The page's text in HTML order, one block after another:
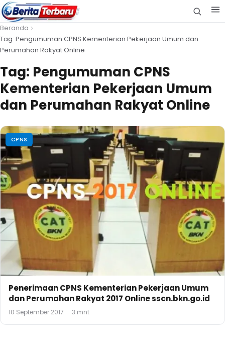
Beranda
Tag: Pengumuman CPNS Kementerian Pekerjaan Umum dan
Perumahan Rakyat Online
Tag: Pengumuman CPNS
Kementerian Pekerjaan Umum
dan Perumahan Rakyat Online
CPNS
Penerimaan CPNS Kementerian Pekerjaan Umum
dan Perumahan Rakyat 2017 Online sscn.bkn.go.id
10 September 2017 · 3 mnt